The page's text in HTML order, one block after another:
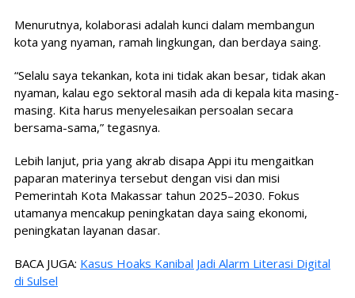
Menurutnya, kolaborasi adalah kunci dalam membangun
kota yang nyaman, ramah lingkungan, dan berdaya saing.
“Selalu saya tekankan, kota ini tidak akan besar, tidak akan
nyaman, kalau ego sektoral masih ada di kepala kita masing-
masing. Kita harus menyelesaikan persoalan secara
bersama-sama,” tegasnya.
Lebih lanjut, pria yang akrab disapa Appi itu mengaitkan
paparan materinya tersebut dengan visi dan misi
Pemerintah Kota Makassar tahun 2025–2030. Fokus
utamanya mencakup peningkatan daya saing ekonomi,
peningkatan layanan dasar.
BACA JUGA: Kasus Hoaks Kanibal Jadi Alarm Literasi Digital
di Sulsel